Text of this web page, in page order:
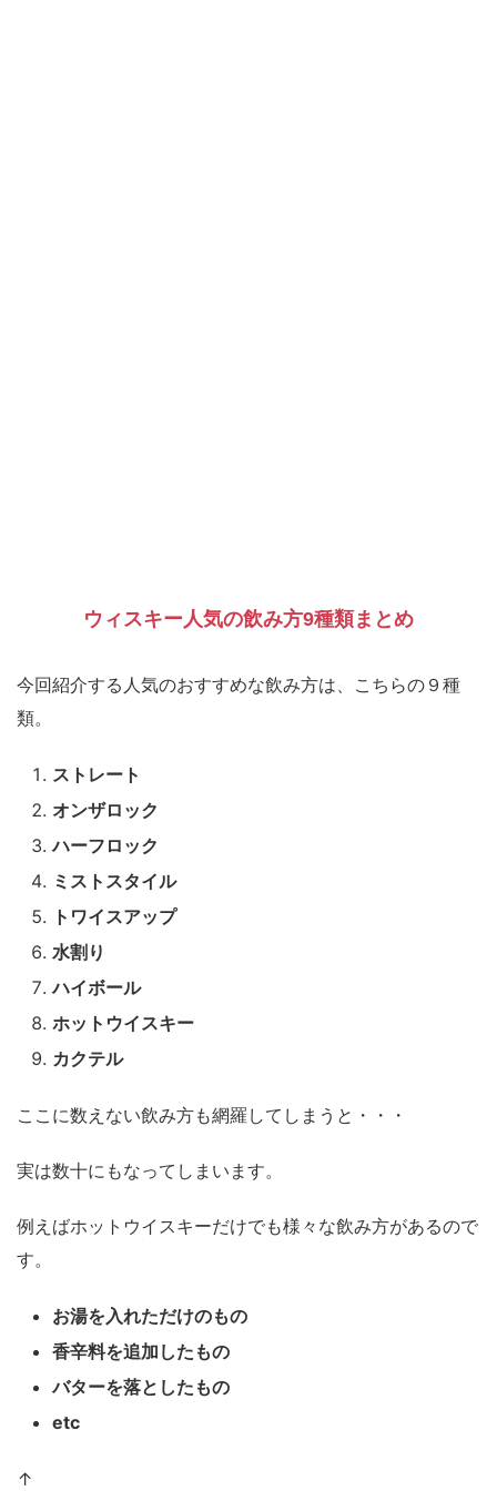
ウィスキー人気の飲み方9種類まとめ
今回紹介する人気のおすすめな飲み方は、こちらの９種
類。
ストレート
オンザロック
ハーフロック
ミストスタイル
トワイスアップ
水割り
ハイボール
ホットウイスキー
カクテル
ここに数えない飲み方も網羅してしまうと・・・
実は数十にもなってしまいます。
例えばホットウイスキーだけでも様々な飲み方があるので
す。
お湯を入れただけのもの
香辛料を追加したもの
バターを落としたもの
etc
↑